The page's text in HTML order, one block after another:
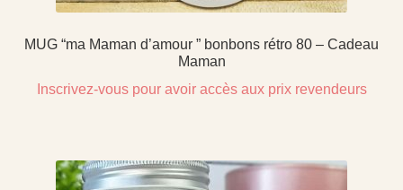
MUG “ma Maman d’amour ” bonbons rétro 80 – Cadeau
Maman
Inscrivez-vous pour avoir accès aux prix revendeurs